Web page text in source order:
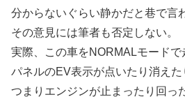
分からないぐらい静かだと巷で言
その意見には筆者も否定しない。
実際、この車をNORMALモード
パネルのEV表示が点いたり消えた
つまりエンジンが止まったり回っ